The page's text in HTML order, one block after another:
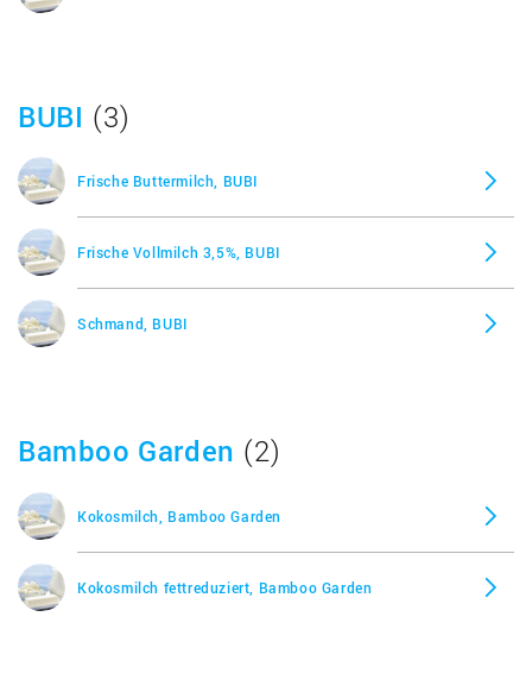
BUBI (3)
Frische Buttermilch, BUBI
Frische Vollmilch 3,5%, BUBI
Schmand, BUBI
Bamboo Garden (2)
Kokosmilch, Bamboo Garden
Kokosmilch fettreduziert, Bamboo Garden